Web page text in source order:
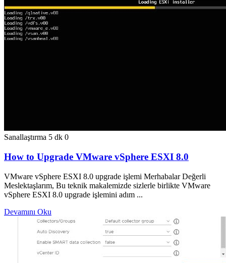
Sanallaştırma 5 dk 0
How to Upgrade VMware vSphere ESXI 8.0
VMware vSphere ESXI 8.0 upgrade işlemi Merhabalar Değerli
Meslektaşlarım, Bu teknik makalemizde sizlerle birlikte VMware
vSphere ESXI 8.0 upgrade işlemini adım ...
Devamını Oku